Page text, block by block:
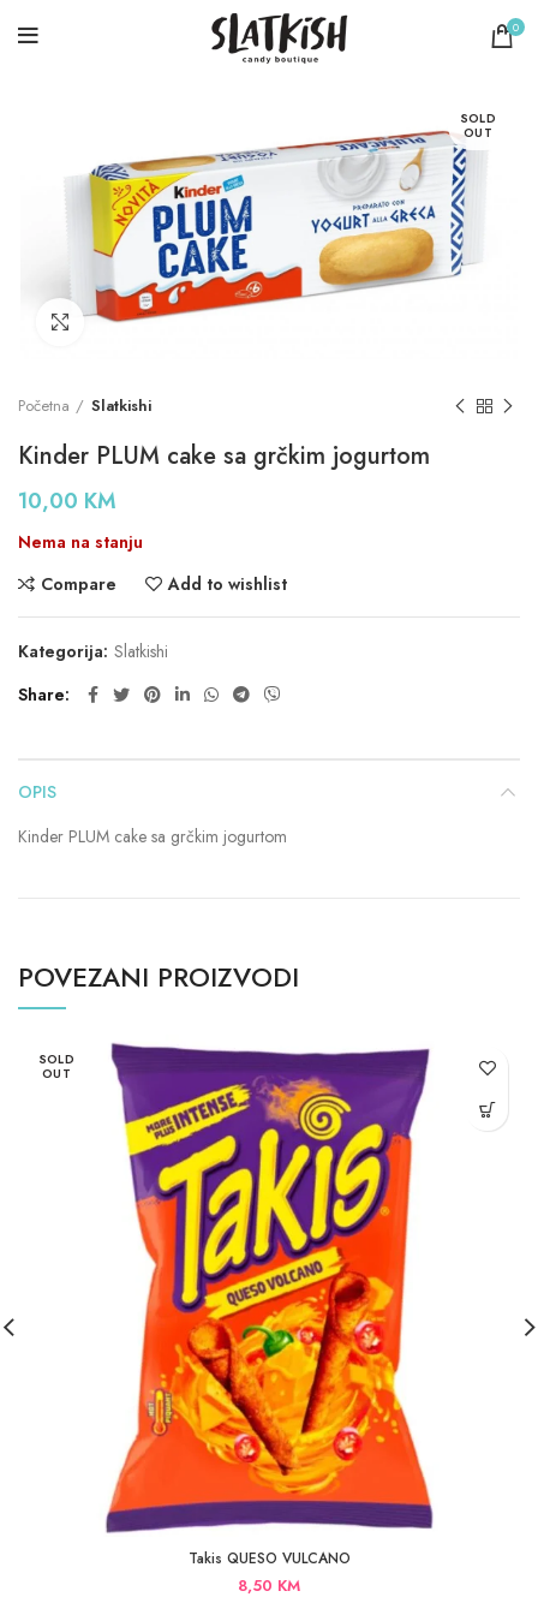
0
SOLD
OUT
Click to enlarge
Početna Slatkishi
Kinder PLUM cake sa grčkim jogurtom
10,00 KM
Nema na stanju
Compare
Add to wishlist
Kategorija: Slatkishi
Share
OPIS
Kinder PLUM cake sa grčkim jogurtom
POVEZANI PROIZVODI
SOLD
OUT
Takis QUESO VULCANO
8,50 KM